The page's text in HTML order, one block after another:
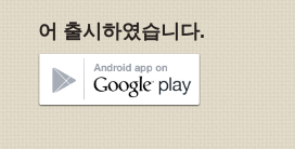
어 출시하였습니다.